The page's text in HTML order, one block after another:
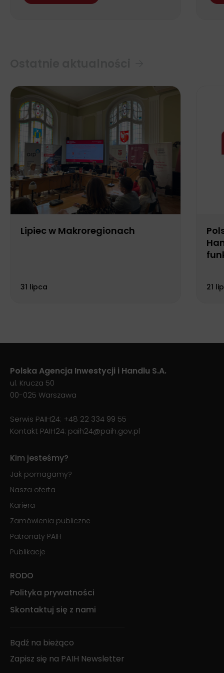
Lipiec w Makroregionach
31 lipca 21
Polska Agencja Inwestycji i Handlu S.A.
ul. Krucza 50
00-025 Warszawa
Serwis PAIH24: +48 22 334 99 55
Kontakt PAIH24: paih24@paih.gov.pl
Kim jesteśmy?
Jak pomagamy?
Nasza oferta
Kariera
Zamówienia publiczne
Patronaty PAIH
Publikacje
RODO
Polityka prywatności
Skontaktuj się z nami
Bądź na bieżąco
Zapisz się na PAIH Newsletter